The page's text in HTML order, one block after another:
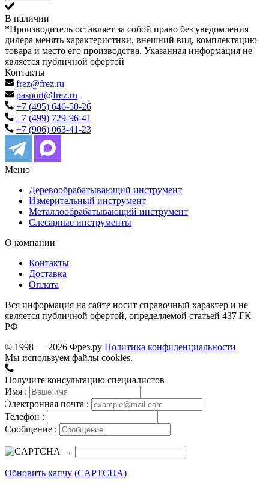
В наличии
*Производитель оставляет за собой право без уведомления
дилера менять характеристики, внешний вид, комплектацию
товара и место его производства. Указанная информация не
является публичной офертой
Контакты
frez@frez.ru
pasport@frez.ru
+7 (495) 646-50-26
+7 (499) 729-96-41
+7 (906) 063-41-23
Меню
Деревообрабатывающий инструмент
Измерительный инструмент
Металлообрабатывающий инструмент
Слесарные инструменты
О компании
Контакты
Доставка
Оплата
Вся информация на сайте носит справочный характер и не
является публичной офертой, определяемой статьей 437 ГК
РФ
© 1998 — 2026 Фрез.ру Политика конфиденциальности
Мы используем файлы cookies.
Получите консультацию специалистов
Имя :
Электронная почта :
Телефон :
Сообщение :
→
Обновить капчу (CAPTCHA)